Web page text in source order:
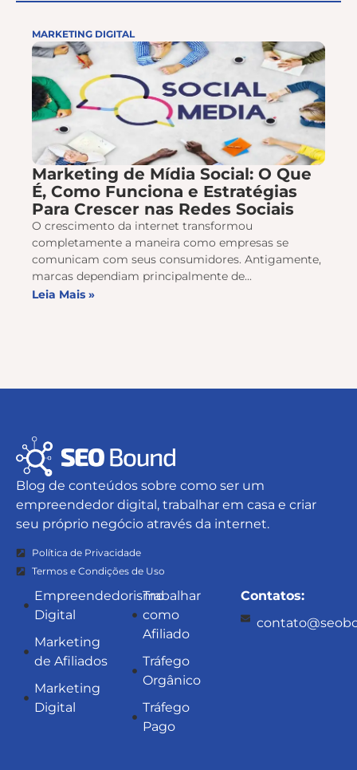
MARKETING DIGITAL
Marketing de Mídia Social: O Que
É, Como Funciona e Estratégias
Para Crescer nas Redes Sociais
O crescimento da internet transformou
completamente a maneira como empresas se
comunicam com seus consumidores. Antigamente,
marcas dependiam principalmente de...
Leia Mais »
Blog de conteúdos sobre como ser um
empreendedor digital, trabalhar em casa e criar
seu próprio negócio através da internet.
Política de Privacidade
Termos e Condições de Uso
Empreendedorismo
Digital
Marketing
de Afiliados
Marketing
Digital
Trabalhar
como
Afiliado
Tráfego
Orgânico
Tráfego
Pago
Contatos: